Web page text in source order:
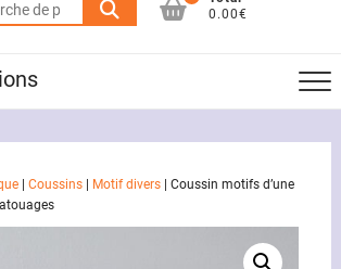
Recherche
pour :
0.00€
| Coussins| Motif divers| Coussin motifs d’une